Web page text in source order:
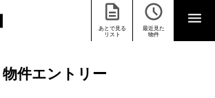
あとで見る
リスト
最近見た
物件
件エントリー